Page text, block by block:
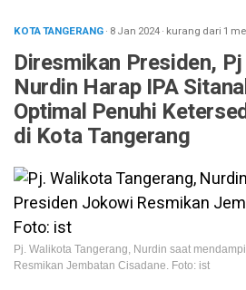
KOTA TANGERANG· 8 Jan 2024· kurang dari 1
Diresmikan Presiden,
Nurdin Harap IPA
Optimal Penuhi
di Kota Tangerang
Pj. Walikota Tangerang, Nurdin saat
Resmikan Jembatan Cisadane. Foto: ist